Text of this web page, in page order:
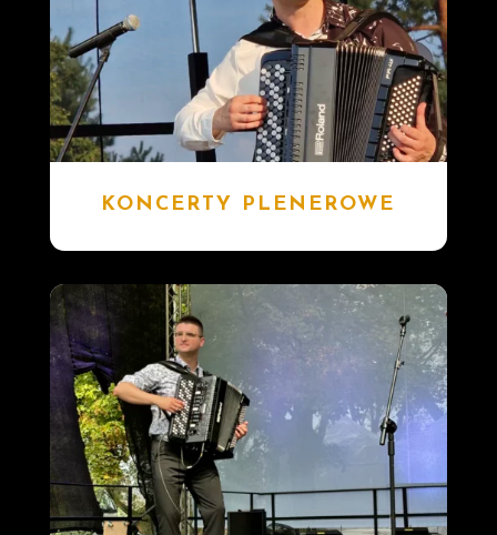
KONCERTY PLENEROWE